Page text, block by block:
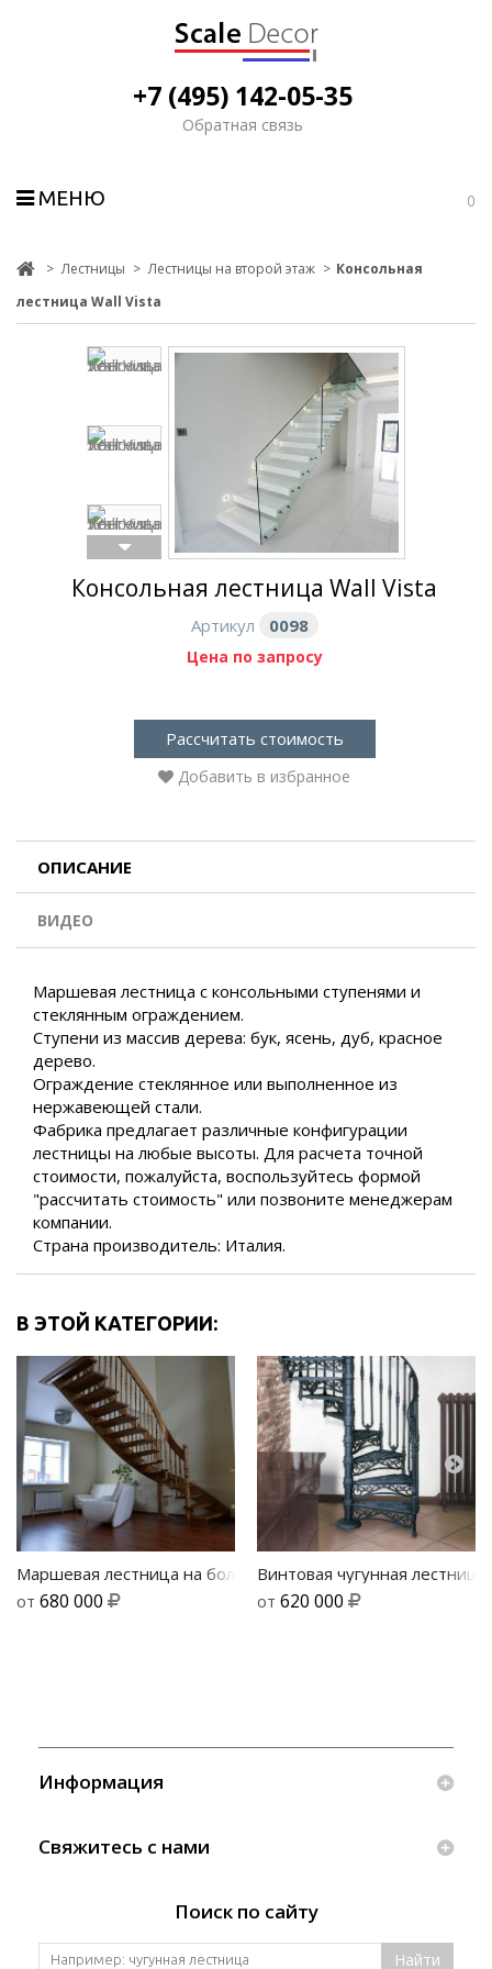
0
+7 (495) 142-05-35
Обратная связь
МЕНЮ
> Лестницы > Лестницы на второй этаж > Консольная
лестница Wall Vista
Консольная лестница Wall Vista
Артикул 0098
Цена по запросу
Рассчитать стоимость
Добавить в избранное
ОПИСАНИЕ
ВИДЕО
Маршевая лестница с консольными ступенями и
стеклянным ограждением.
Ступени из массив дерева: бук, ясень, дуб, красное
дерево.
Ограждение стеклянное или выполненное из
нержавеющей стали.
Фабрика предлагает различные конфигурации
лестницы на любые высоты. Для расчета точной
стоимости, пожалуйста, воспользуйтесь формой
"рассчитать стоимость" или позвоните менеджерам
компании.
Страна производитель: Италия.
В ЭТОЙ КАТЕГОРИИ:
Маршевая лестница на больцах и тетиве Лира
от 680 000
Винтовая чугунная
от 620 000
Информация
Свяжитесь с нами
Поиск по сайту
Найти